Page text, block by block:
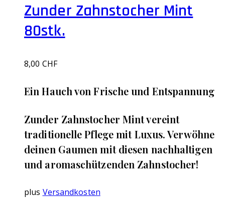
Zunder Zahnstocher Mint
80stk.
8,00 CHF
Ein Hauch von Frische und Entspannung
Zunder Zahnstocher Mint vereint
traditionelle Pflege mit Luxus. Verwöhne
deinen Gaumen mit diesen nachhaltigen
und aromaschützenden Zahnstocher!
plus Versandkosten